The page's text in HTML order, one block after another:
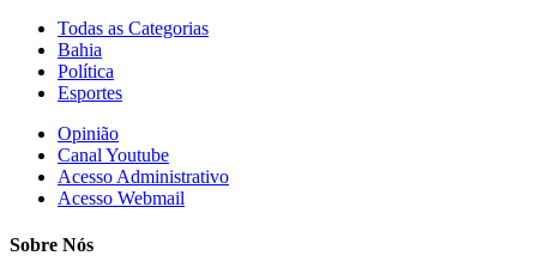
Todas as Categorias
Bahia
Política
Esportes
Opinião
Canal Youtube
Acesso Administrativo
Acesso Webmail
Sobre Nós